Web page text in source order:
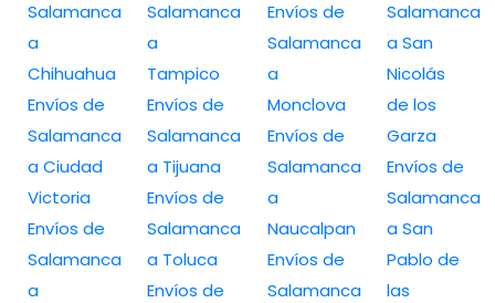
Salamanca
a
Chihuahua
Envíos de
Salamanca
a Ciudad
Victoria
Envíos de
Salamanca
a
Salamanca
a
Tampico
Envíos de
Salamanca
a Tijuana
Envíos de
Salamanca
a Toluca
Envíos de
Envíos de
Salamanca
a
Monclova
Envíos de
Salamanca
a
Naucalpan
Envíos de
Salamanca
Salamanca
a San
Nicolás
de los
Garza
Envíos de
Salamanca
a San
Pablo de
las